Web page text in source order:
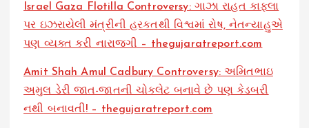
Israel Gaza Flotilla Controversy: ગાઝા રાહત કાફલા
પર ઇઝરાયેલી મંત્રીની હરકતથી વિશ્વમાં રોષ, નેતન્યાહુએ
પણ વ્યક્ત કરી નારાજગી – thegujaratreport.com
Amit Shah Amul Cadbury Controversy: અમિતભાઇ
અમુલ ડેરી જાત-જાતની ચોકલેટ બનાવે છે પણ કેડબરી
નથી બનાવતી! – thegujaratreport.com